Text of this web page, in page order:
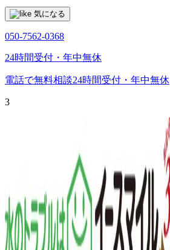
気になる
050-7562-0368
24時間受付・年中無休
電話で無料相談24時間受付・年中無休
3